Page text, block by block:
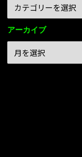
アーカイブ